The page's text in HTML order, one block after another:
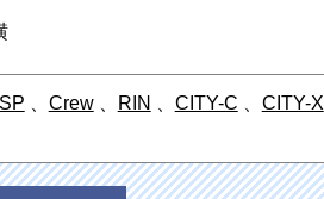
Crew、 RIN CITY-C CITY-X